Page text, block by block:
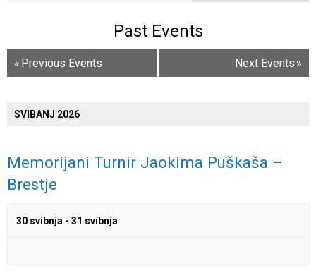
Past Events
Events
List
« Previous Events Next Events »
SVIBANJ 2026
Memorijani Turnir Jaokima Puškaša –
Brestje
30 svibnja - 31 svibnja